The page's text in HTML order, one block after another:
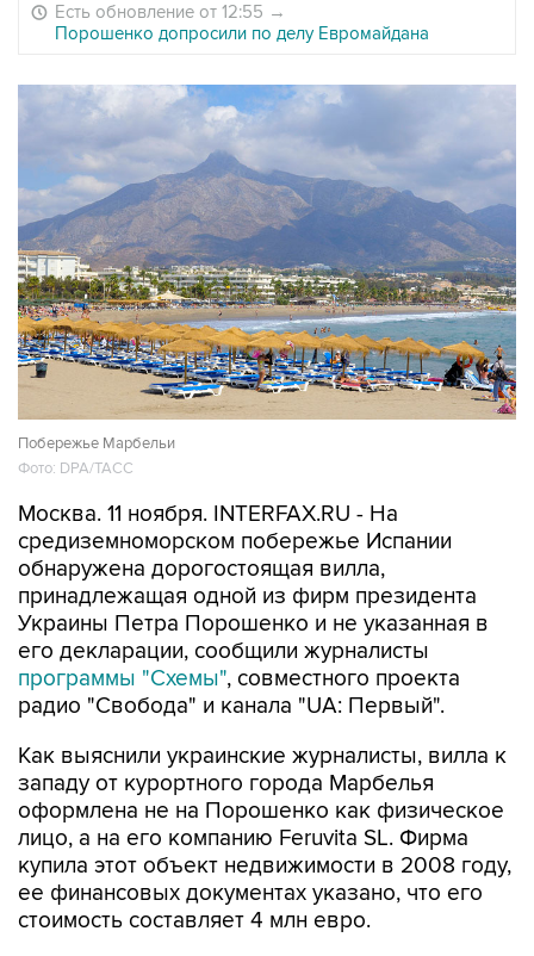
Есть обновление от 12:55 →
Порошенко допросили по делу Евромайдана
Побережье Марбельи
Фото: DPA/ТАСС
Москва. 11 ноября. INTERFAX.RU - На
средиземноморском побережье Испании
обнаружена дорогостоящая вилла,
принадлежащая одной из фирм президента
Украины Петра Порошенко и не указанная в
его декларации, сообщили журналисты
программы "Схемы", совместного проекта
радио "Свобода" и канала "UA: Первый".
Как выяснили украинские журналисты, вилла к
западу от курортного города Марбелья
оформлена не на Порошенко как физическое
лицо, а на его компанию Feruvita SL. Фирма
купила этот объект недвижимости в 2008 году,
ее финансовых документах указано, что его
стоимость составляет 4 млн евро.